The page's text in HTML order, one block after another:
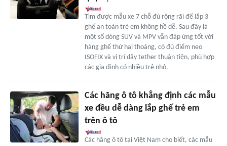
Tìm được mẫu xe 7 chỗ đủ rộng rãi để lắp 3
ghế an toàn trẻ em không hề dễ. Sau đây là
một số dòng SUV và MPV vẫn đáp ứng tốt với
hàng ghế thứ hai thoáng, có đủ điểm neo
ISOFIX và vị trí dây tether thuận tiện, phù hợp
các gia đình có nhiều trẻ nhỏ.
Các hãng ô tô khẳng định các mẫu
xe đều dễ dàng lắp ghế trẻ em
trên ô tô
Các hãng ô tô tại Việt Nam cho biết, các mẫu